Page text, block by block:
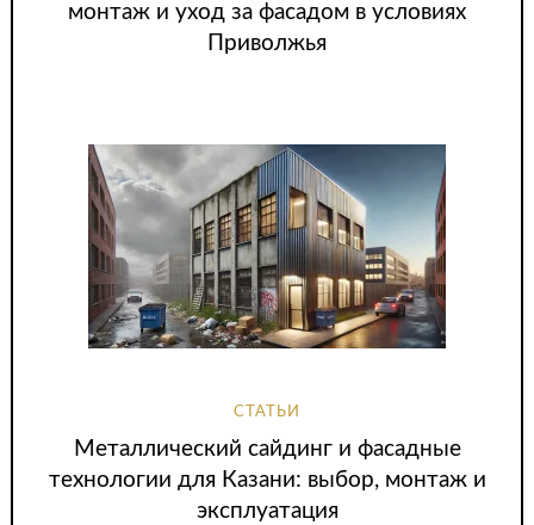
монтаж и уход за фасадом в условиях
Приволжья
СТАТЬИ
Металлический сайдинг и фасадные
технологии для Казани: выбор, монтаж и
эксплуатация